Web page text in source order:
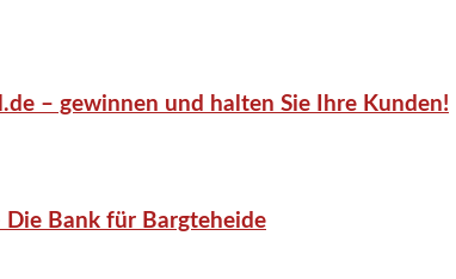
– gewinnen und halten Sie Ihre Kunden!
Die Bank für Bargteheide